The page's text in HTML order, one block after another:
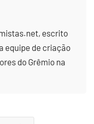
escrito
equipe de criação
do Grêmio na